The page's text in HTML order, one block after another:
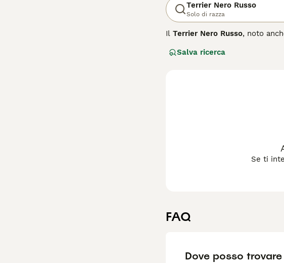
Terrier Nero Russo
Solo di razza
Il Terrier Nero Russo, noto
con barba e sopracciglia folte
spazio sufficiente e attività
settimane. Tra le parole
e "terrier nero russo perdita
perfetta come cane da
Salva ricerca
Se ti
FAQ
Dove posso